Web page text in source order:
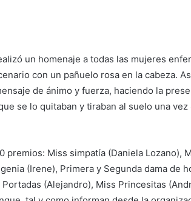
un homenaje a todas las mujeres
con un pañuelo rosa en la cabeza.
de ánimo y fuerza, haciendo la
se lo quitaban y tiraban al suelo una
premios: Miss simpatía (Daniela Lozano),
(Irene), Primera y Segunda dama de
(Alejandro), Miss Princesitas